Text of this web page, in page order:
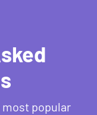
popular